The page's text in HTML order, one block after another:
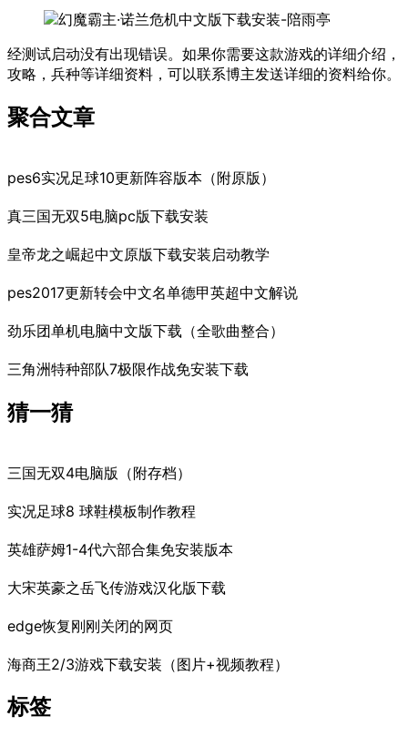
经测试启动没有出现错误。如果你需要这款游戏的详细介绍，
攻略，兵种等详细资料，可以联系博主发送详细的资料给你。
聚合文章
pes6实况足球10更新阵容版本（附原版）
真三国无双5电脑pc版下载安装
皇帝龙之崛起中文原版下载安装启动教学
pes2017更新转会中文名单德甲英超中文解说
劲乐团单机电脑中文版下载（全歌曲整合）
三角洲特种部队7极限作战免安装下载
猜一猜
三国无双4电脑版（附存档）
实况足球8 球鞋模板制作教程
英雄萨姆1-4代六部合集免安装版本
大宋英豪之岳飞传游戏汉化版下载
edge恢复刚刚关闭的网页
海商王2/3游戏下载安装（图片+视频教程）
标签